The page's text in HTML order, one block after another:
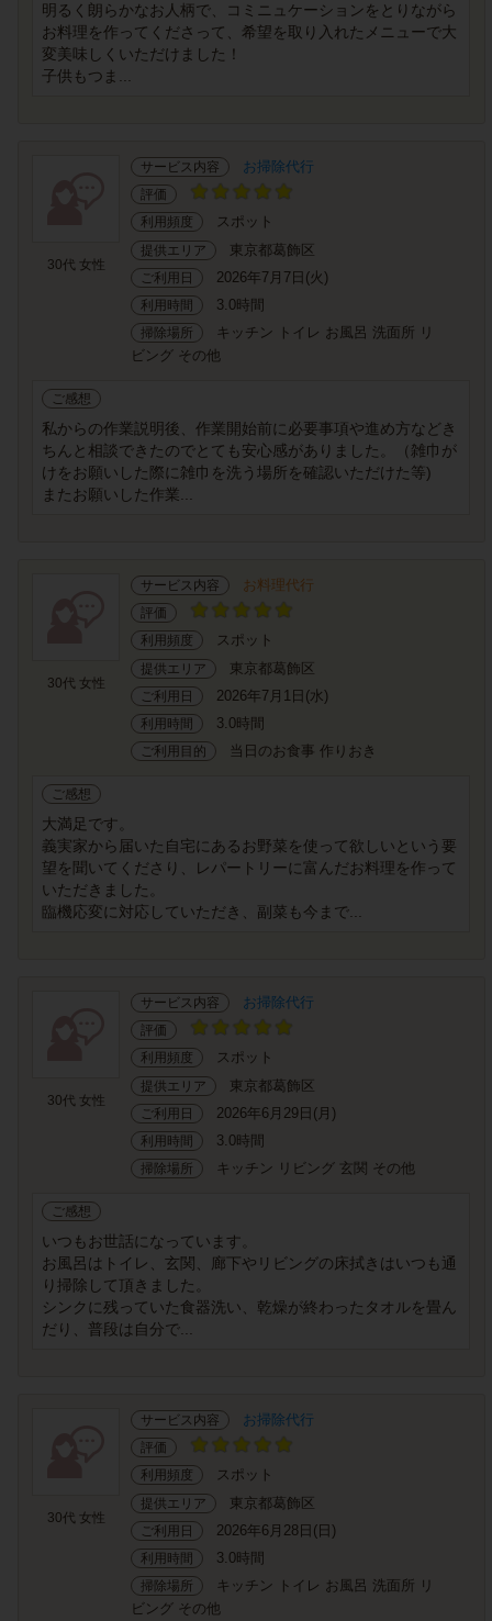
明るく朗らかなお人柄で、コミニュケーションをとりながら
お料理を作ってくださって、希望を取り入れたメニューで大
変美味しくいただけました！
子供もつま...
30代 女性
サービス内容 お掃除代行
評価
利用頻度
スポット
提供エリア 東京都葛飾区
ご利用日 2026年7月7日(火)
利用時間 3.0時間
掃除場所
キッチン トイレ お風呂 洗面所 リ
ビング その他
ご感想
私からの作業説明後、作業開始前に必要事項や進め方などき
ちんと相談できたのでとても安心感がありました。（雑巾が
けをお願いした際に雑巾を洗う場所を確認いただけた等)
またお願いした作業...
30代 女性
サービス内容 お料理代行
評価
利用頻度
スポット
提供エリア 東京都葛飾区
ご利用日 2026年7月1日(水)
利用時間 3.0時間
ご利用目的 当日のお食事 作りおき
ご感想
大満足です。
義実家から届いた自宅にあるお野菜を使って欲しいという要
望を聞いてくださり、レパートリーに富んだお料理を作って
いただきました。
臨機応変に対応していただき、副菜も今まで...
30代 女性
サービス内容 お掃除代行
評価
利用頻度
スポット
提供エリア 東京都葛飾区
ご利用日 2026年6月29日(月)
利用時間 3.0時間
掃除場所 キッチン リビング 玄関 その他
ご感想
いつもお世話になっています。
お風呂はトイレ、玄関、廊下やリビングの床拭きはいつも通
り掃除して頂きました。
シンクに残っていた食器洗い、乾燥が終わったタオルを畳ん
だり、普段は自分で...
30代 女性
サービス内容 お掃除代行
評価
利用頻度
スポット
提供エリア 東京都葛飾区
ご利用日 2026年6月28日(日)
利用時間 3.0時間
掃除場所
キッチン トイレ お風呂 洗面所 リ
ビング その他